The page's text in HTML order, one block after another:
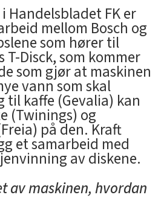
Handelsbladet FK er
mellom Bosch og
som hører til
T-Disck, som kommer
som gjør at maskinen
vann som skal
til kaffe (Gevalia) kan
(Twinings) og
på den. Kraft
et samarbeid med
av diskene.
av maskinen, hvordan